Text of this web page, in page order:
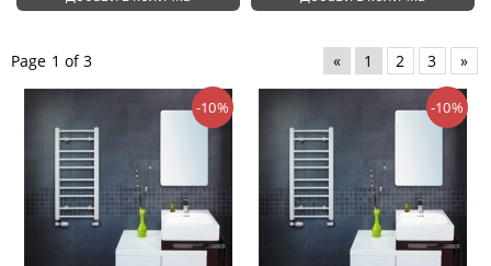
Page 1 of 3 « 1 2 3 »
-10% -10%